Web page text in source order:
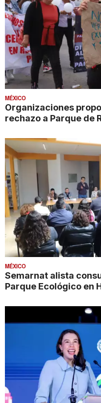
MÉXICO
Organizaciones
rechazo a Parque de
MÉXICO
Semarnat alista
Parque Ecológico en